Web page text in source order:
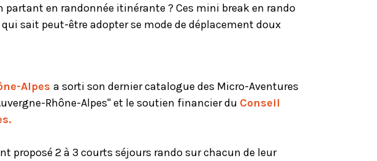
partant en randonnée itinérante ? Ces mini break en rando
sait peut-être adopter se mode de déplacement doux
Alpes a sorti son dernier catalogue des Micro-Aventures
Rhône-Alpes" et le soutien financier du Conseil
.
proposé 2 à 3 courts séjours rando sur chacun de leur